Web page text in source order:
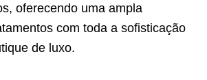
oferecendo uma ampla
com toda a sofisticação
de luxo.